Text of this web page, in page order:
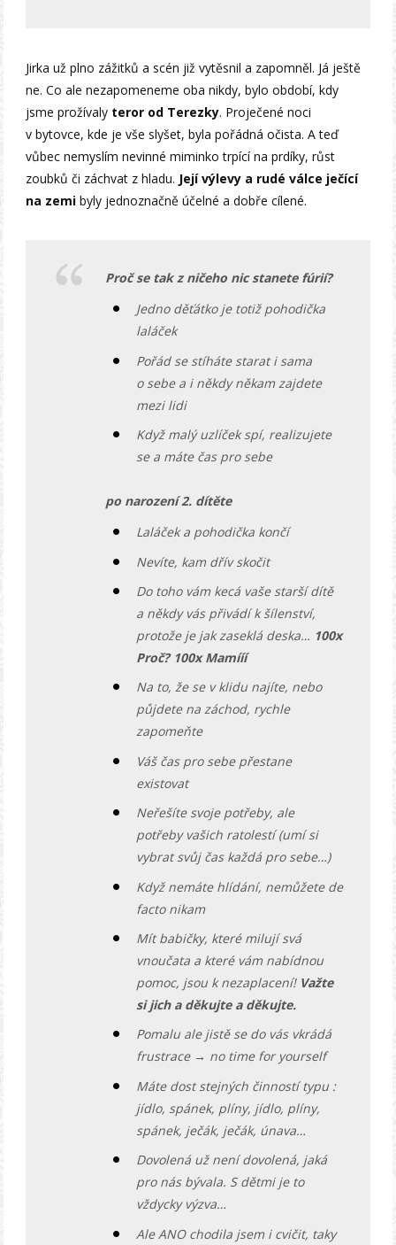
Jirka už plno zážitků a scén již vytěsnil a zapomněl. Já ještě
ne. Co ale nezapomeneme oba nikdy, bylo období, kdy
jsme prožívaly teror od Terezky. Proječené noci
v bytovce, kde je vše slyšet, byla pořádná očista. A teď
vůbec nemyslím nevinné miminko trpící na prdíky, růst
zoubků či záchvat z hladu. Její výlevy a rudé válce ječící
na zemi byly jednoznačně účelné a dobře cílené.
Proč se tak z ničeho nic stanete fúrií?
Jedno děťátko je totiž pohodička
laláček
Pořád se stíháte starat i sama
o sebe a i někdy někam zajdete
mezi lidi
Když malý uzlíček spí, realizujete
se a máte čas pro sebe
po narození 2. dítěte
Laláček a pohodička končí
Nevíte, kam dřív skočit
Do toho vám kecá vaše starší dítě
a někdy vás přivádí k šílenství,
protože je jak zaseklá deska… 100x
Proč? 100x Mamííí
Na to, že se v klidu najíte, nebo
půjdete na záchod, rychle
zapomeňte
Váš čas pro sebe přestane
existovat
Neřešíte svoje potřeby, ale
potřeby vašich ratolestí (umí si
vybrat svůj čas každá pro sebe…)
Když nemáte hlídání, nemůžete de
facto nikam
Mít babičky, které milují svá
vnoučata a které vám nabídnou
pomoc, jsou k nezaplacení! Važte
si jich a děkujte a děkujte.
Pomalu ale jistě se do vás vkrádá
frustrace → no time for yourself
Máte dost stejných činností typu :
jídlo, spánek, plíny, jídlo, plíny,
spánek, ječák, ječák, únava…
Dovolená už není dovolená, jaká
pro nás bývala. S dětmi je to
vždycky výzva…
Ale ANO chodila jsem i cvičit, taky